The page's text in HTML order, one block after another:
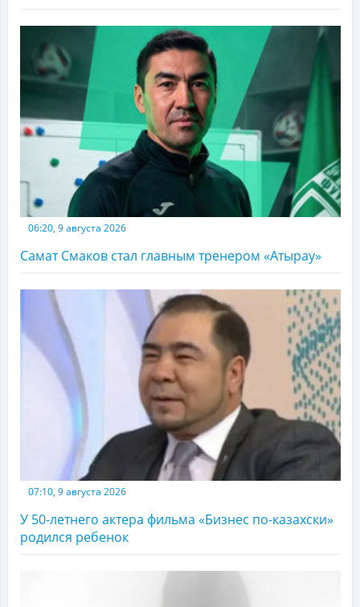
06:20, 9 августа 2026
Самат Смаков стал главным тренером «Атырау»
07:10, 9 августа 2026
У 50-летнего актера фильма «Бизнес по-казахски»
родился ребенок